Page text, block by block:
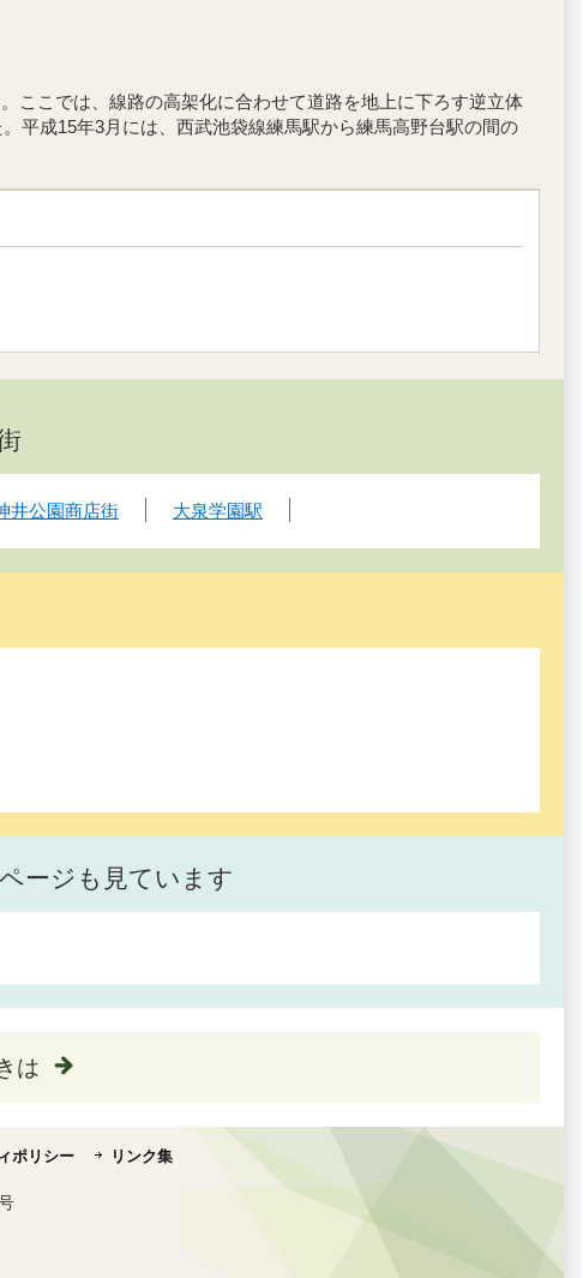
ここでは、線路の高架化に合わせて道路を地上に下ろす逆立体
平成15年3月には、西武池袋線練馬駅から練馬高野台駅の間の
井公園商店街 大泉学園駅
ージも見ています
は
ポリシー リンク集